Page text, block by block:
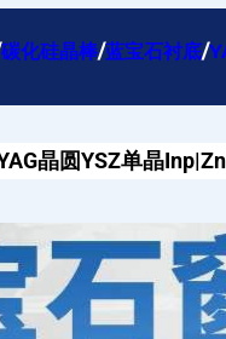
碳化硅晶棒/蓝宝石衬底/
晶圆YSZ单晶